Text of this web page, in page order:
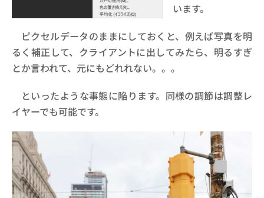
います。
ピクセルデータのままにしておくと、例えば写真を明
るく補正して、クライアントに出してみたら、明るすぎ
とか言われて、元にもどれれない。。。
といったような事態に陥ります。同様の調節は調整レ
イヤーでも可能です。